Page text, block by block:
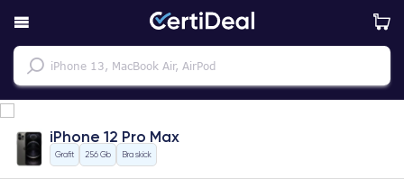
iPhone 12 Pro Max
Grafit 256 Gb Bra skick